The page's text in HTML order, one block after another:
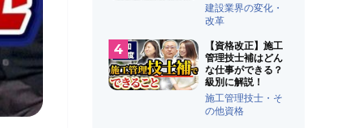
建設業界の変化・
改革
【資格改正】施工
管理技士補はどん
な仕事ができる？
級別に解説！
施工管理技士・そ
の他資格